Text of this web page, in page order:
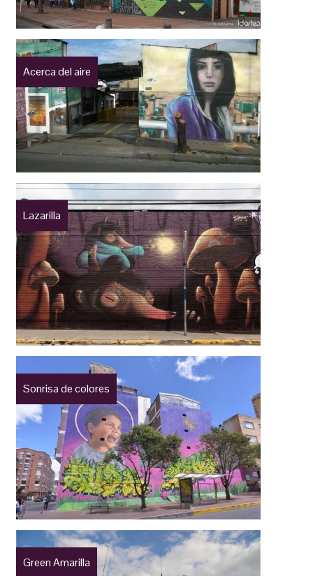
Acerca del aire
Lazarilla
Sonrisa de colores
Green Amarilla